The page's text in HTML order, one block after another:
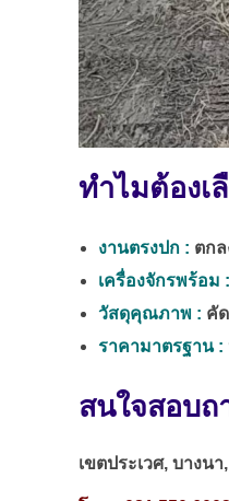
ทำไมต้องเ
งานตรงปก : ตก
เครื่องจักรพร้อม :
วัสดุคุณภาพ : คั
ราคามาตรฐาน :
สนใจสอบ
เขตประเวศ, บางน